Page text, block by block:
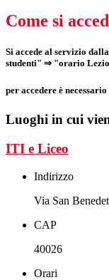
Come si
Si accede al servizio
studenti" ⇒ "orario
per accedere è
Luoghi in cui
ITI e Liceo
Indirizzo
Via San
CAP
40026
Orari